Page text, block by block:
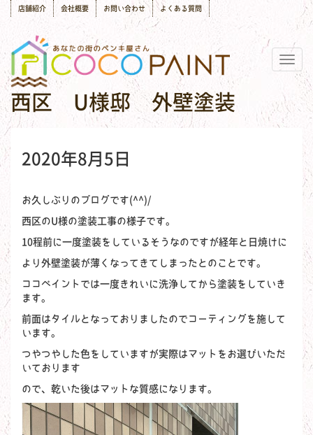
店舗紹介 会社概要 お問い合わせ よくある質問
西区 U様邸 外壁塗装
2020年8月5日
お久しぶりのブログです(^^)/
西区のU様の塗装工事の様子です。
10程前に一度塗装をしているそうなのですが経年と日焼けに
より外壁塗装が薄くなってきてしまったとのことです。
ココペイントでは一度きれいに洗浄してから塗装をしていき
ます。
前面はタイルとなっておりましたのでコーティングを施して
います。
つやつやした色をしていますが実際はマットをお選びいただ
いております
ので、乾いた後はマットな質感になります。